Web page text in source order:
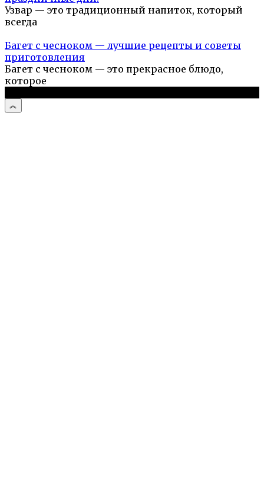
Узвар — это традиционный напиток, который
всегда
Багет с чесноком — лучшие рецепты и советы
приготовления
Багет с чесноком — это прекрасное блюдо,
которое